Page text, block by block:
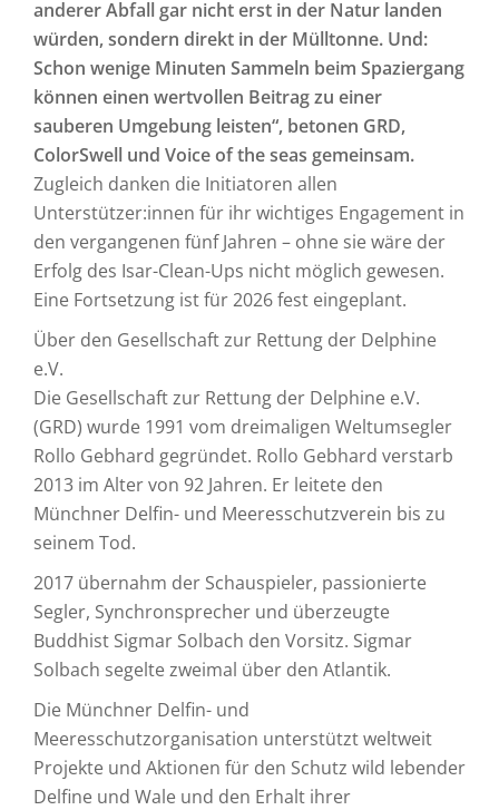
anderer Abfall gar nicht erst in der Natur landen
würden, sondern direkt in der Mülltonne. Und:
Schon wenige Minuten Sammeln beim Spaziergang
können einen wertvollen Beitrag zu einer
sauberen Umgebung leisten“, betonen GRD,
ColorSwell und Voice of the seas gemeinsam.
Zugleich danken die Initiatoren allen
Unterstützer:innen für ihr wichtiges Engagement in
den vergangenen fünf Jahren – ohne sie wäre der
Erfolg des Isar-Clean-Ups nicht möglich gewesen.
Eine Fortsetzung ist für 2026 fest eingeplant.
Über den Gesellschaft zur Rettung der Delphine
e.V.
Die Gesellschaft zur Rettung der Delphine e.V.
(GRD) wurde 1991 vom dreimaligen Weltumsegler
Rollo Gebhard gegründet. Rollo Gebhard verstarb
2013 im Alter von 92 Jahren. Er leitete den
Münchner Delfin- und Meeresschutzverein bis zu
seinem Tod.
2017 übernahm der Schauspieler, passionierte
Segler, Synchronsprecher und überzeugte
Buddhist Sigmar Solbach den Vorsitz. Sigmar
Solbach segelte zweimal über den Atlantik.
Die Münchner Delfin- und
Meeresschutzorganisation unterstützt weltweit
Projekte und Aktionen für den Schutz wild lebender
Delfine und Wale und den Erhalt ihrer